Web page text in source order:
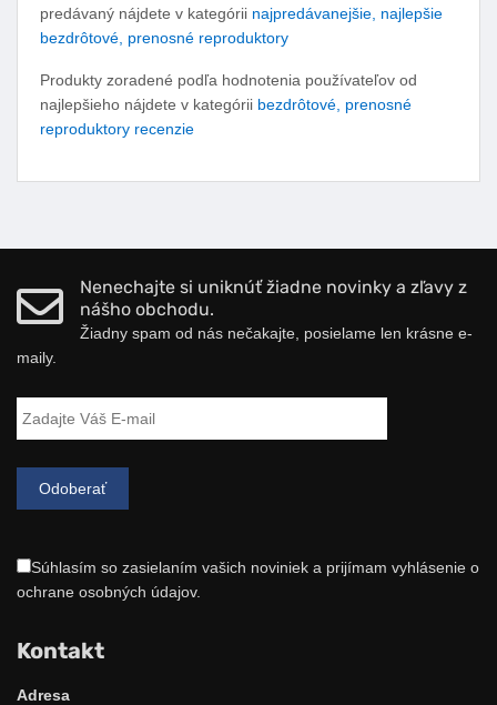
predávaný nájdete v kategórii najpredávanejšie, najlepšie
bezdrôtové, prenosné reproduktory
Produkty zoradené podľa hodnotenia používateľov od
najlepšieho nájdete v kategórii bezdrôtové, prenosné
reproduktory recenzie
Nenechajte si uniknúť žiadne novinky a zľavy z
nášho obchodu.
Žiadny spam od nás nečakajte, posielame len krásne e-
maily.
Súhlasím so zasielaním vašich noviniek a prijímam vyhlásenie o
ochrane osobných údajov.
Kontakt
Adresa